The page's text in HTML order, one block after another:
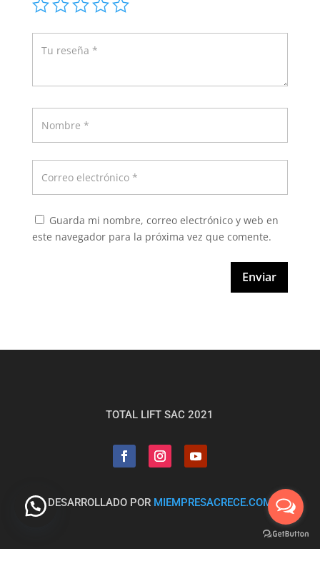
Guarda mi nombre, correo electrónico y web en
este navegador para la próxima vez que comente.
Enviar
TOTAL LIFT SAC 2021
DESARROLLADO POR MIEMPRESACRECE.COM